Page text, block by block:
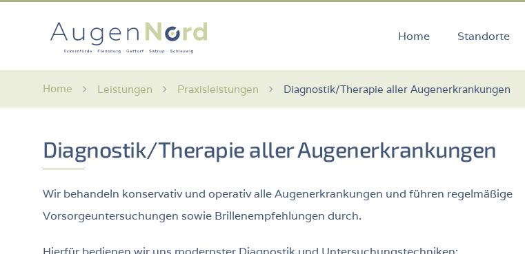
Home Standorte
Home Leistungen Praxisleistungen Diagnostik/Therapie aller Augenerkrankungen
Diagnostik/Therapie aller Augenerkrankungen
Wir behandeln konservativ und operativ alle Augenerkrankungen und führen regelmäßige
Vorsorgeuntersuchungen sowie Brillenempfehlungen durch.